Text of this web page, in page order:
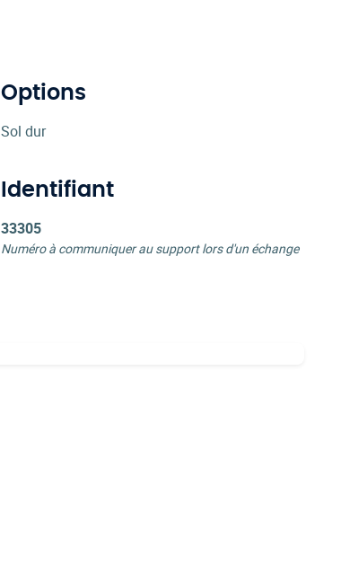
Options
Sol dur
Identifiant
33305
Numéro à communiquer au support lors d'un échange